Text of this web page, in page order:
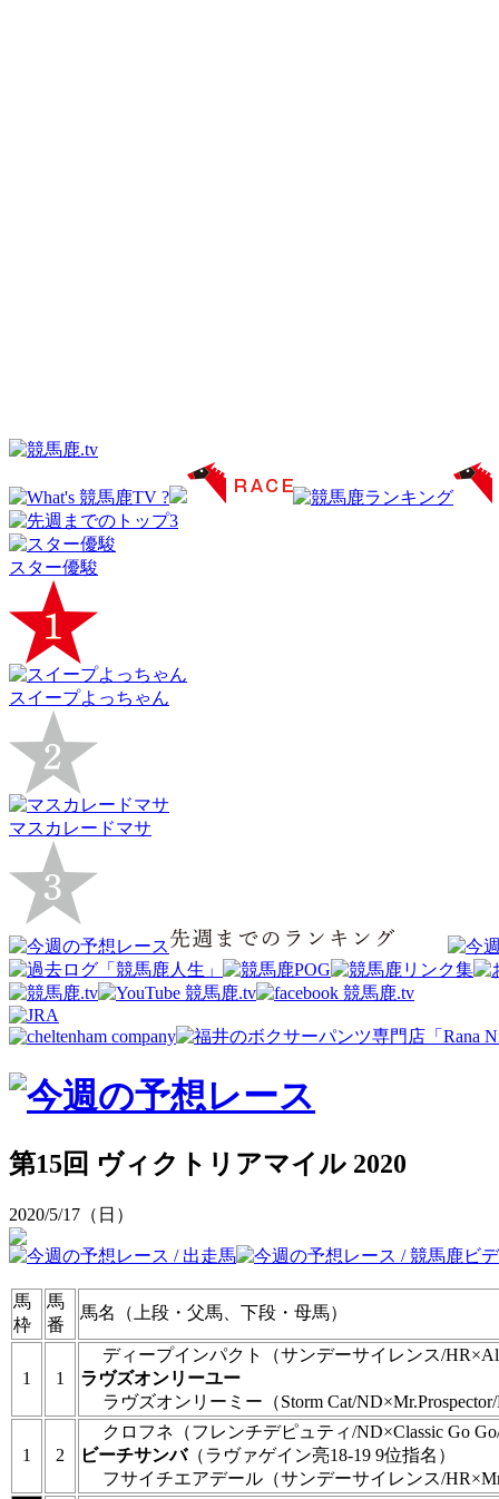
スター優駿
スイープよっちゃん
マスカレードマサ
第15回 ヴィクトリアマイル 2020
2020/5/17（日）
馬
枠
馬
番
馬名（上段・父馬、下段・母馬）
1 1
ディープインパクト
（サンデーサイレンス/
ラヴズオンリーユー
ラヴズオンリーミー （Storm Cat/
1 2
クロフネ （フレンチデピュティ/ND×Classic Go
ビーチサンバ（ラヴァゲイン亮18-19 9位指名）
フサイチエアデール （サンデーサイレンス/